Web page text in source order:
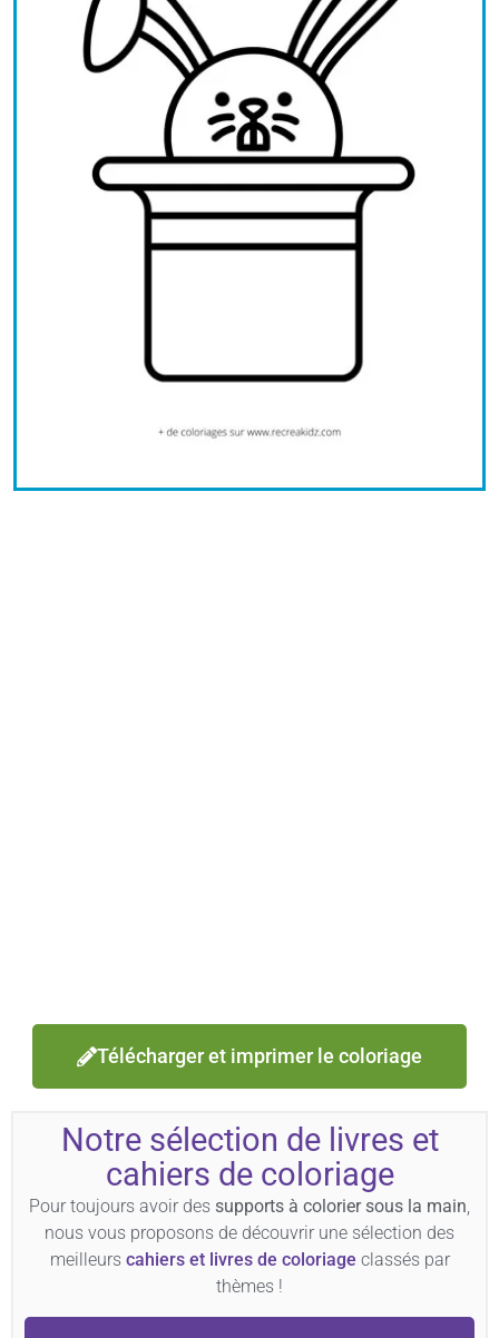
Télécharger et imprimer le coloriage
Notre sélection de livres et
cahiers de coloriage
Pour toujours avoir des supports à colorier sous la main,
nous vous proposons de découvrir une sélection des
meilleurs cahiers et livres de coloriage classés par
thèmes !